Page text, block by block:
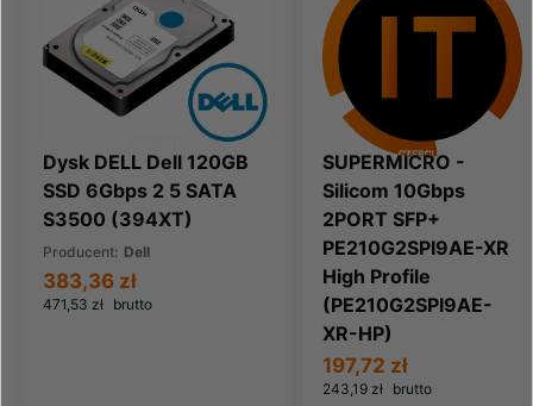
Dysk DELL Dell 120GB
SSD 6Gbps 2 5 SATA
S3500 (394XT)
Producent: Dell
471,53 zł brutto
383,36 zł
SUPERMICRO -
Silicom 10Gbps
2PORT SFP+
PE210G2SPI9AE-XR
High Profile
(PE210G2SPI9AE-
XR-HP)
243,19 zł brutto
197,72 zł